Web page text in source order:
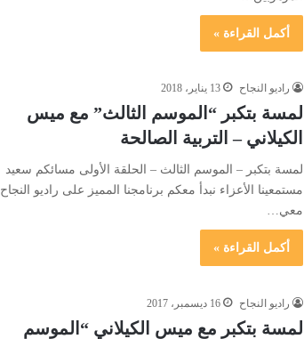
أكمل القراءة »
راديو النجاح 13 يناير، 2018
لمسة بتكبر “الموسم الثالث” مع ميس
الكيلاني – التربية الصالحة
لمسة بتكبر – الموسم الثالث – الحلقة الأولى مسائكم سعيد
مستمعينا الأعزاء نبدأ معكم برنامجنا المميز على راديو النجاح
معي…
أكمل القراءة »
راديو النجاح 16 ديسمبر، 2017
لمسة بتكبر مع ميس الكيلاني “الموسم